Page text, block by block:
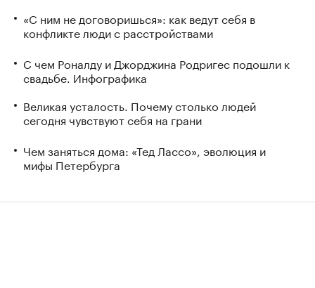
«С ним не договоришься»: как ведут себя в
конфликте люди с расстройствами
С чем Роналду и Джорджина Родригес подошли к
свадьбе. Инфографика
Великая усталость. Почему столько людей
сегодня чувствуют себя на грани
Чем заняться дома: «Тед Лассо», эволюция и
мифы Петербурга